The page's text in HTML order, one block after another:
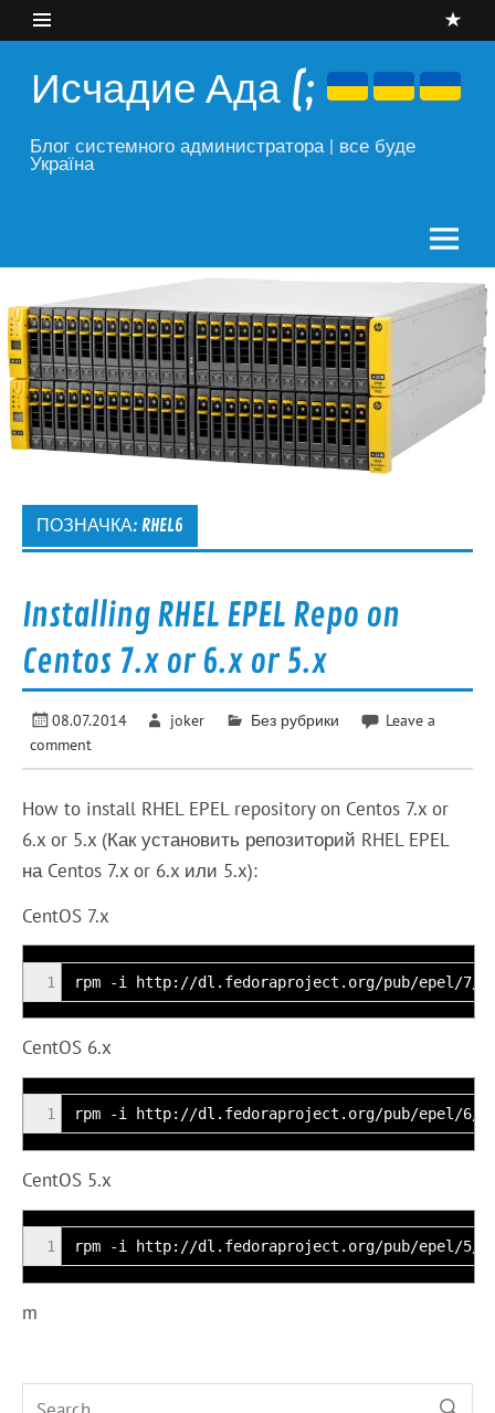
content
Исчадие Ада (;
Блог системного администратора | все буде
Україна
ПОЗНАЧКА: RHEL6
Installing RHEL EPEL Repo on
Centos 7.x or 6.x or 5.x
08.07.2014 joker Без рубрики
Leave a
comment
How to install RHEL EPEL repository on Centos 7.x or
6.x or 5.x (Как установить репозиторий RHEL EPEL
на Centos 7.x or 6.x или 5.x):
CentOS 7.x
1 rpm -i http://dl.fedoraproject.org/pub/epel/7/
CentOS 6.x
1 rpm -i http://dl.fedoraproject.org/pub/epel/6/
CentOS 5.x
1 rpm -i http://dl.fedoraproject.org/pub/epel/5/
m